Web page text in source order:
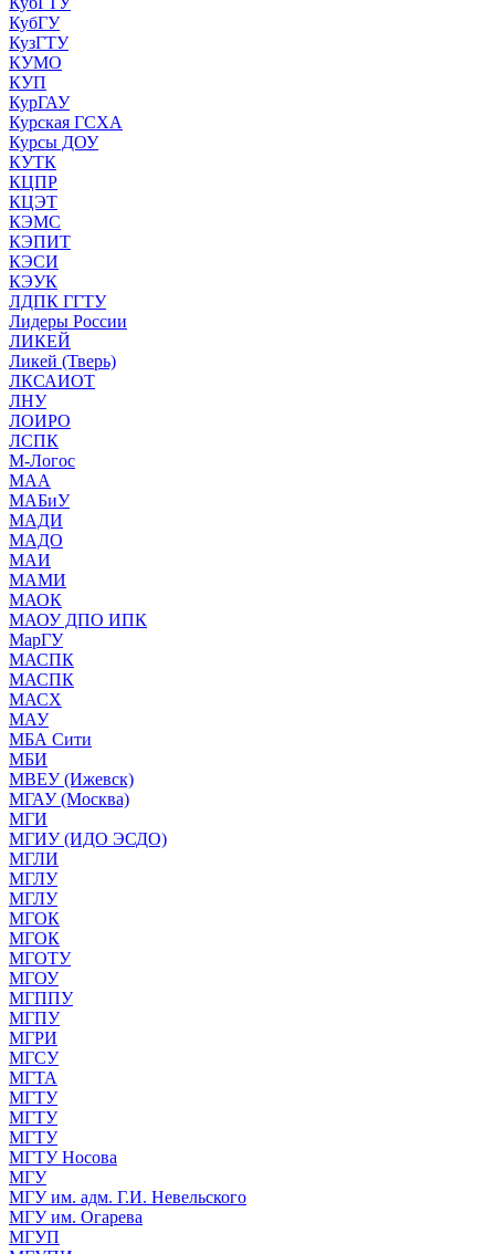
КубГУ
КузГТУ
КУМО
КУП
КурГАУ
Курская ГСХА
Курсы ДОУ
КУТК
КЦПР
КЦЭТ
КЭМС
КЭПИТ
КЭСИ
КЭУК
ЛДПК ГГТУ
Лидеры России
ЛИКЕЙ
Ликей (Тверь)
ЛКСАИОТ
ЛНУ
ЛОИРО
ЛСПК
М-Логос
МАА
МАБиУ
МАДИ
МАДО
МАИ
МАМИ
МАОК
МАОУ ДПО ИПК
МарГУ
МАСПК
МАСПК
МАСХ
МАУ
МБА Сити
МБИ
МВЕУ (Ижевск)
МГАУ (Москва)
МГИ
МГИУ (ИДО ЭСДО)
МГЛИ
МГЛУ
МГЛУ
МГОК
МГОК
МГОТУ
МГОУ
МГППУ
МГПУ
МГРИ
МГСУ
МГТА
МГТУ
МГТУ
МГТУ
МГТУ Носова
МГУ
МГУ им. адм. Г.И. Невельского
МГУ им. Огарева
МГУП